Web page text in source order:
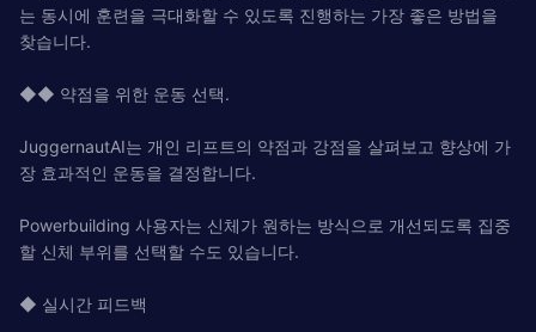
는 동시에 훈련을 극대화할 수 있도록 진행하는 가장 좋은 방법을
찾습니다.
◆◆ 약점을 위한 운동 선택.
JuggernautAI는 개인 리프트의 약점과 강점을 살펴보고 향상에 가
장 효과적인 운동을 결정합니다.
Powerbuilding 사용자는 신체가 원하는 방식으로 개선되도록 집중
할 신체 부위를 선택할 수도 있습니다.
◆ 실시간 피드백